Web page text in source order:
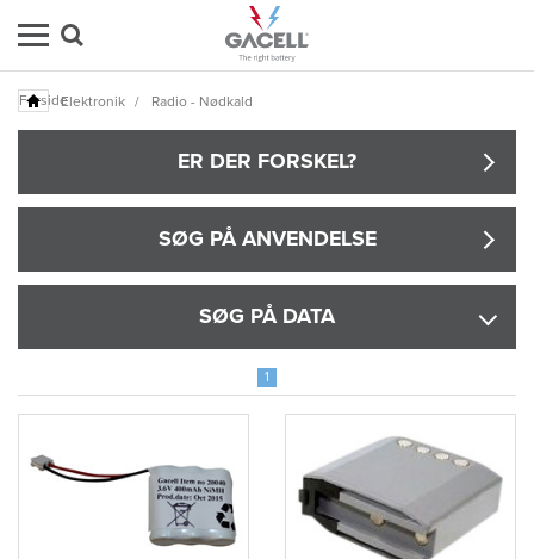
ForsideElektronik / Radio - Nødkald
ER DER FORSKEL?
SØG PÅ ANVENDELSE
SØG PÅ DATA
1